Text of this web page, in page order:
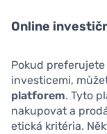
Online
Pokud
investicemi,
platforem. Tyto
nakupovat a
etická kritéria.